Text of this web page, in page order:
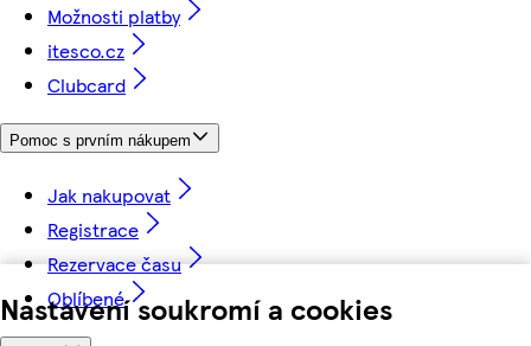
Nastavení soukromí a cookies
Možnosti platby
itesco.cz
Clubcard
Pomoc s prvním nákupem
Jak nakupovat
Registrace
Rezervace času
Oblíbené